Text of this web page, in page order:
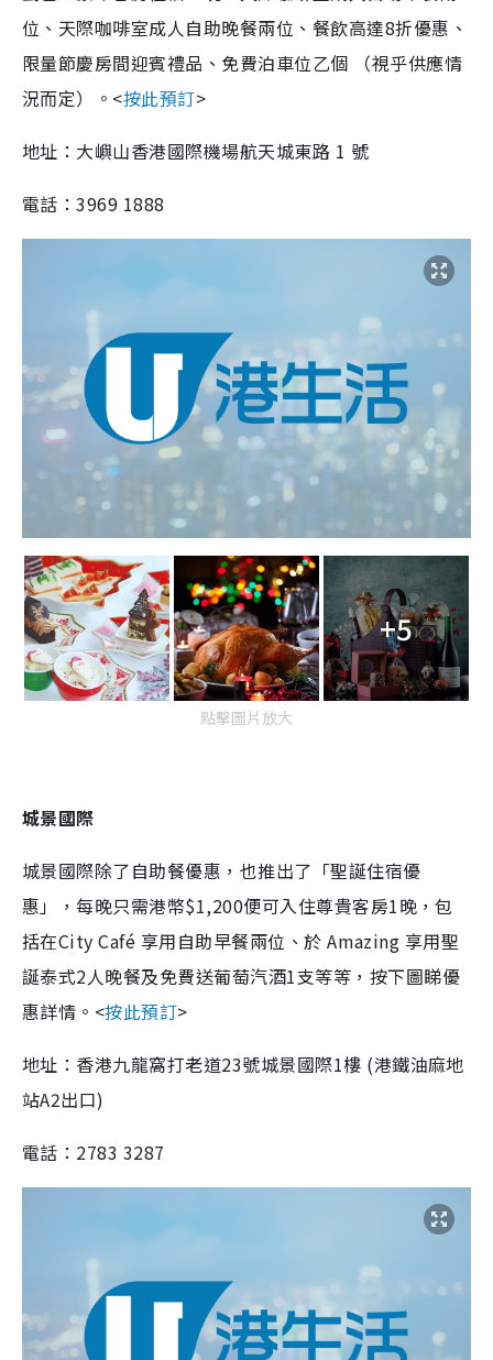
位、天際咖啡室成人自助晚餐兩位、餐飲高達8折優惠、
限量節慶房間迎賓禮品、免費泊車位乙個 （視乎供應情
況而定）。<按此預訂>
地址： 大嶼山香港國際機場航天城東路 1 號
電話：3969 1888
+5
點擊圖片放大
城景國際
城景國際除了自助餐優惠，也推出了「聖誕住宿優
惠」，每晚只需港幣$1,200便可入住尊貴客房1晚，包
括在City Café 享用自助早餐兩位、於 Amazing 享用聖
誕泰式2人晚餐及免費送葡萄汽酒1支等等，按下圖睇優
惠詳情。<按此預訂>
地址：香港九龍窩打老道23號城景國際1樓 (港鐵油麻地
站A2出口)
電話：2783 3287